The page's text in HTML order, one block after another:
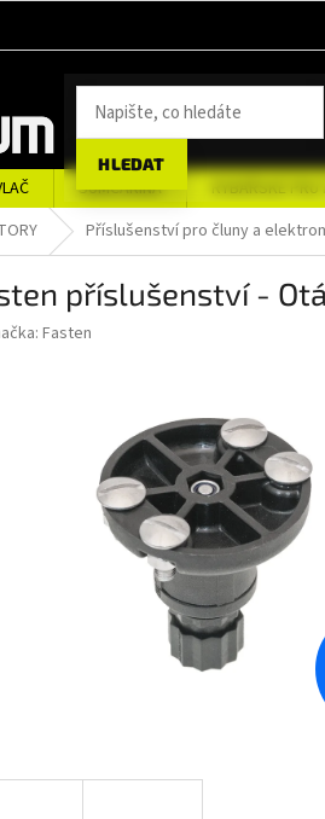
HLEDAT
SUMCAŘINA RYBÁŘSKÉ PRUTY
Příslušenství pro čluny a
příslušenství -
Fasten